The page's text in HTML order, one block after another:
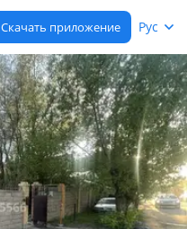
Скачать приложение Рус